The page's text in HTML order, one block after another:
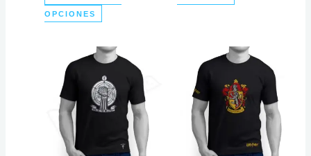
OPCIONES
tiene
múltiples
variantes.
Las
opciones
pueden
múltiples
variantes.
Las
opciones
se
pueden
elegir